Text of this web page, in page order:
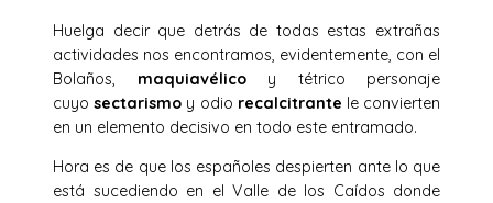
Huelga decir que detrás de todas estas extrañas
actividades nos encontramos, evidentemente, con el
Bolaños, maquiavélico y tétrico personaje
cuyosectarismo y odio recalcitrante le convierten
en un elemento decisivo en todo este entramado.
Hora es de que los españoles despierten ante lo que
está sucediendo en el Valle de los Caídos donde